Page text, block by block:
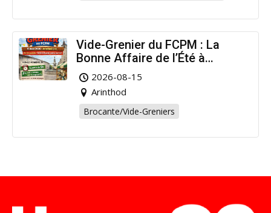
Vide-Grenier du FCPM : La
Bonne Affaire de l’Été à
Arinthod !
2026-08-15
Arinthod
Brocante/Vide-Greniers